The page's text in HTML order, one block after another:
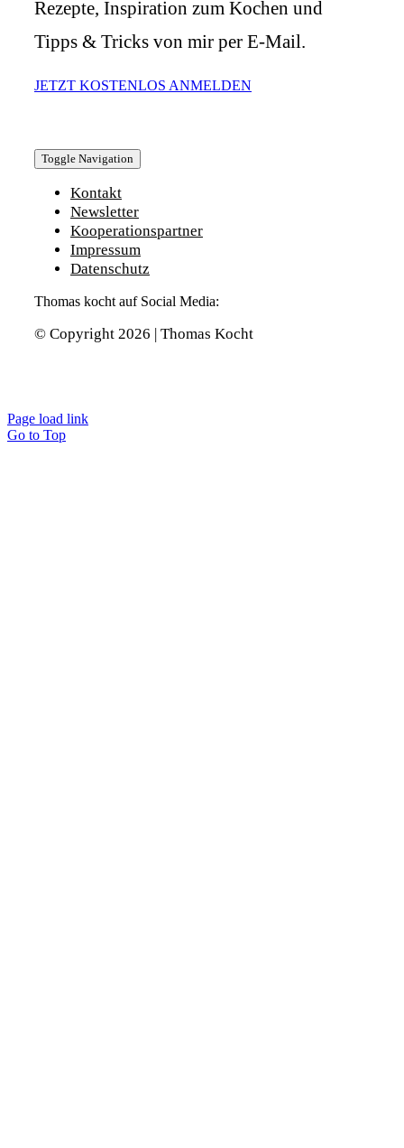
Rezepte, Inspiration zum Kochen und
Tipps & Tricks von mir per E-Mail.
JETZT KOSTENLOS ANMELDEN
Toggle Navigation
Kontakt
Newsletter
Kooperationspartner
Impressum
Datenschutz
Thomas kocht auf Social Media:
© Copyright 2026 | Thomas Kocht
Page load link
Go to Top